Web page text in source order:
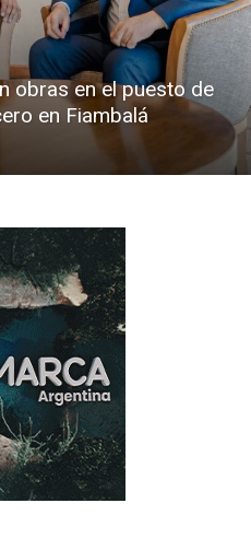
obras en el puesto de
en Fiambalá